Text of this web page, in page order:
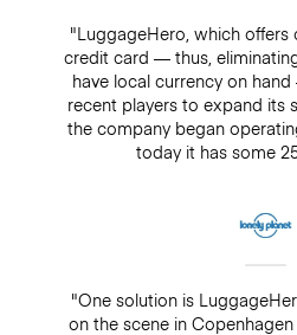
"LuggageHero, which
credit card — thus,
have local currency on
recent players to expand its
the company began
today it has some
"One solution is
on the scene in